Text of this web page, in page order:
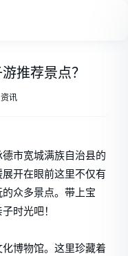
推荐景点？
资讯
市宽城满族自治县的
开在眼前这里不仅有
众多景点。带上宝
时光吧！
博物馆。这里珍藏着